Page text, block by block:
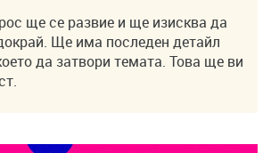
ще се развие и ще изисква да
Ще има последен детайл
да затвори темата. Това ще ви